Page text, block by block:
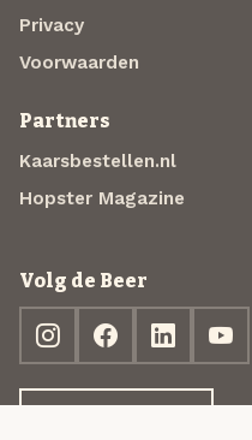
Privacy
Voorwaarden
Partners
Kaarsbestellen.nl
Hopster Magazine
Volg de Beer